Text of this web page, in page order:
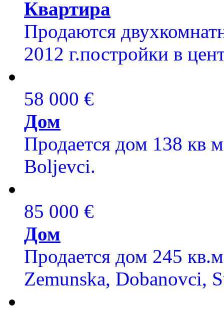
Квартира
Продаются
2012 г.постройки в
58 000 €
Дом
Продается дом 138 кв
Boljevci.
85 000 €
Дом
Продается дом 245
Zemunska, Dobanovci,